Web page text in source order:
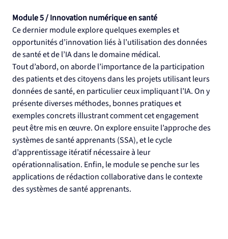
Module 5 / Innovation numérique en santé
Ce dernier module explore quelques exemples et
opportunités d’innovation liés à l’utilisation des données
de santé et de l’IA dans le domaine médical.
Tout d’abord, on aborde l’importance de la participation
des patients et des citoyens dans les projets utilisant leurs
données de santé, en particulier ceux impliquant l’IA. On y
présente diverses méthodes, bonnes pratiques et
exemples concrets illustrant comment cet engagement
peut être mis en œuvre. On explore ensuite l’approche des
systèmes de santé apprenants (SSA), et le cycle
d’apprentissage itératif nécessaire à leur
opérationnalisation. Enfin, le module se penche sur les
applications de rédaction collaborative dans le contexte
des systèmes de santé apprenants.